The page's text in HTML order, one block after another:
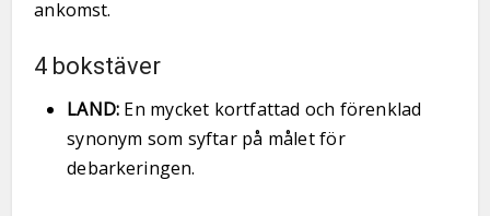
ankomst.
4 bokstäver
LAND: En mycket kortfattad och förenklad
synonym som syftar på målet för
debarkeringen.